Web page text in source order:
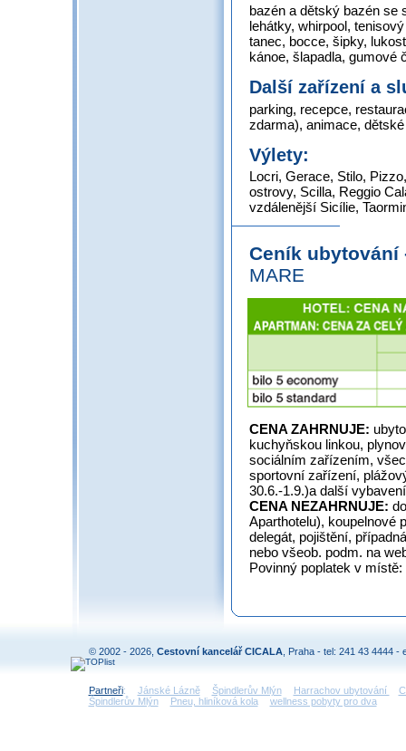
bazén a dětský bazén se
lehátky, whirpool,
tanec, bocce, šipky,
kánoe, šlapadla, gumové
Další zařízení a
parking, recepce,
zdarma), animace,
Výlety:
Locri, Gerace, Stilo,
ostrovy, Scilla, Reggio
vzdálenější Sicílie,
Ceník
MARE
CENA ZAHRNUJE:
kuchyňskou linkou,
sociálním zařízením,
sportovní zařízení,
30.6.-1.9.)a další
CENA NEZAHRNUJE:
Aparthotelu), koupelnové
delegát, pojištění,
nebo všeob. podm. na
Povinný poplatek v
© 2002 - 2026, Cestovní kancelář CICALA , Praha - tel: 241 43 4444 -
Partneři: Jánské Lázně Špindlerův Mlýn Harrachov ubytování
Špindlerův Mlýn
Pneu, hliníková kola wellness pobyty pro dva